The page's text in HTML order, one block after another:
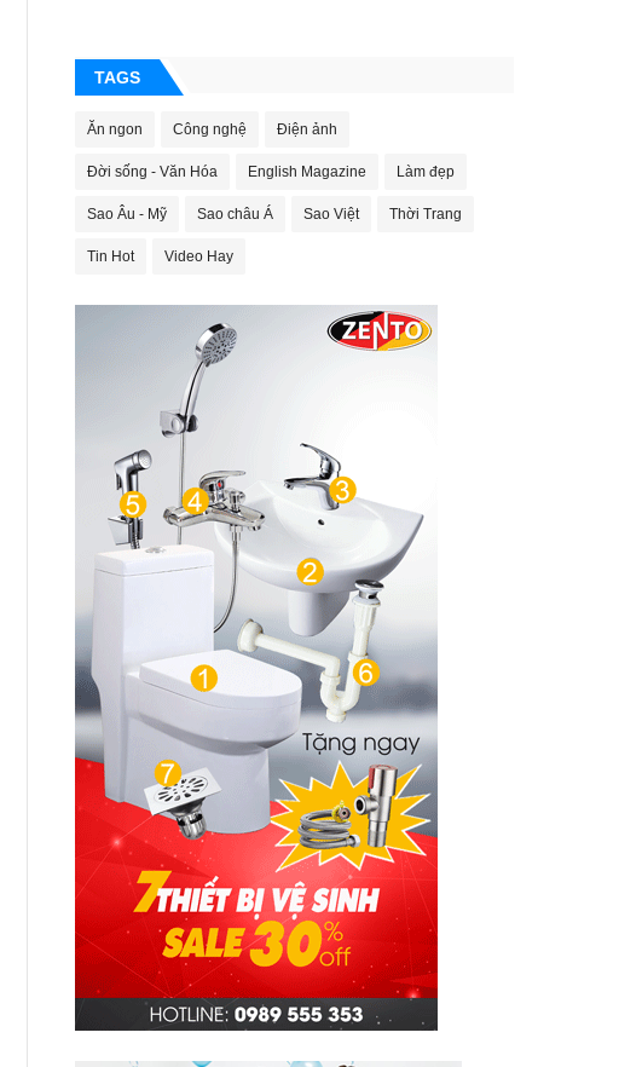
TAGS
Ăn ngon Công nghệ Điện ảnh
Đời sống - Văn Hóa English Magazine Làm đẹp
Sao Âu - Mỹ Sao châu Á Sao Việt Thời Trang
Tin Hot Video Hay